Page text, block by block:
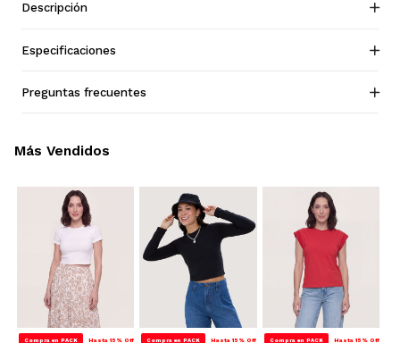
Descripción
Especificaciones
Preguntas frecuentes
Compra en PACK Hasta 15% Off Compra en PACK Hasta 15% Off Compra en PACK Hasta 15% Off
Más Vendidos